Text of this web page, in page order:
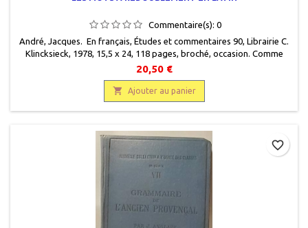
Commentaire(s): 0
André, Jacques. En français, Études et commentaires 90, Librairie C.
Klincksieck, 1978, 15,5 x 24, 118 pages, broché, occasion. Comme
neuf.
20,50 €
 Ajouter au panier
favorite_border